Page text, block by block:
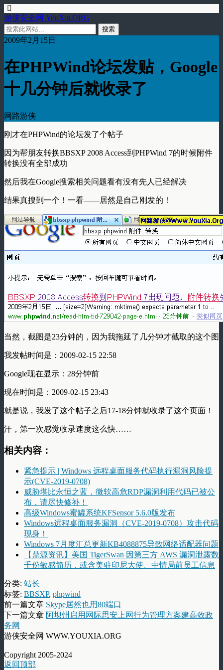
游侠安全网 YouXia.ORG
2009年2月15日
在PHPWind论坛发贴，Google
十几分钟后就收录了
网路游侠
刚才在PHPWind的论坛发了个帖子
因为帮朋友转换BBSXP 2008 Access到PHPWind 7的时候附件
转换没有全部成功
然后我在Google搜索相关问题看有没有先人已经解决
结果真搜到一个！一看——居然是自己刚发的！
当然，截图是23分钟的，因为我拖延了几分钟才截取的这个图
我发帖时间是：2009-02-15 22:58
Google现在显示：28分钟前
现在时间是：2009-02-15 23:43
就是说，我发了这个帖子之后17-18分钟就收录了这个页面！
汗，第一次感觉收录速度这么快……
相关内容：
紧急提示 | Windows 远程桌面服务代码执行漏洞风险提
示(CVE-2019-0708)
威胁堪比永恒之蓝，微软高危RDP漏洞利用代码已被公
布，请尽快修补！
高级Windows蜜罐系统KFSensor 5.6.0版发布
Windows远程桌面服务漏洞（CVE-2019-0708）攻击代码
现身！
Windows 7月度汇总更新KB4088875导致网络适配器问题
【鼎源资讯】美国 TigerSwan 因第三方 AWS 漏洞泄露数
千份敏感简历，或含美驻印尼大使、中情局前员工信息
分类: 站长
标签: BBSXP, phpwind
前一篇文章 Skype居然也用80端口
下一篇文章 阿坝州启用网际思安上网行为管理方案建高效政
务网
游侠安全网 WWW.YOUXIA.ORG
Copyright 2005-2024
返回顶部